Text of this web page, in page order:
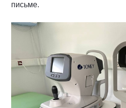
письме.